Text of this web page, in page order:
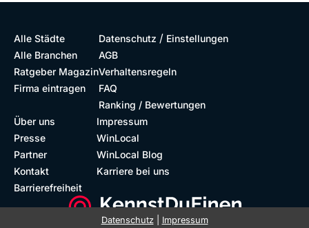
Alle Städte
Alle Branchen
Ratgeber Magazin
Firma eintragen
Datenschutz / Einstellungen
AGB
Verhaltensregeln
FAQ
Ranking / Bewertungen
Über uns
Presse
Partner
Kontakt
Barrierefreiheit
Impressum
WinLocal
WinLocal Blog
Karriere bei uns
Datenschutz| Impressum